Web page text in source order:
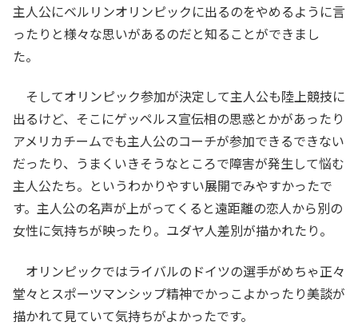
主人公にベルリンオリンピックに出るのをやめるように言
ったりと様々な思いがあるのだと知ることができまし
た。
そしてオリンピック参加が決定して主人公も陸上競技に
出るけど、そこにゲッペルス宣伝相の思惑とかがあったり
アメリカチームでも主人公のコーチが参加できるできない
だったり、うまくいきそうなところで障害が発生して悩む
主人公たち。というわかりやすい展開でみやすかったで
す。主人公の名声が上がってくると遠距離の恋人から別の
女性に気持ちが映ったり。ユダヤ人差別が描かれたり。
オリンピックではライバルのドイツの選手がめちゃ正々
堂々とスポーツマンシップ精神でかっこよかったり美談が
描かれて見ていて気持ちがよかったです。